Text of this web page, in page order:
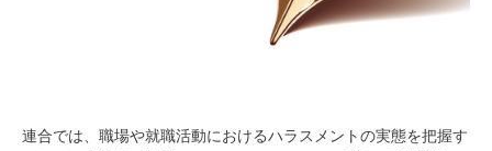
連合では、職場や就職活動におけるハラスメントの実態を把握す